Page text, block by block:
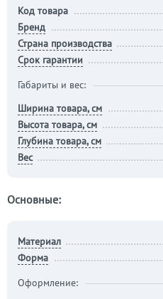
Код товара
Бренд
Страна производства
Срок гарантии
Габариты и вес:
Ширина товара, см
Высота товара, см
Глубина товара, см
Вес
Основные:
Материал
Форма
Оформление: